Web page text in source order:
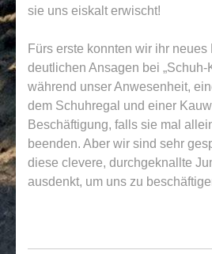
sie uns eiskalt erwischt!
Fürs erste konnten wir ihr neues
deutlichen Ansagen bei „Schuh-
während unser Anwesenheit,
dem Schuhregal und einer
Beschäftigung, falls sie mal
beenden. Aber wir sind sehr
diese clevere, durchgeknallte
ausdenkt, um uns zu